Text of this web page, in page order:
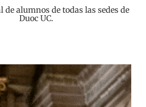
de alumnos de todas las sedes de
Duoc UC.